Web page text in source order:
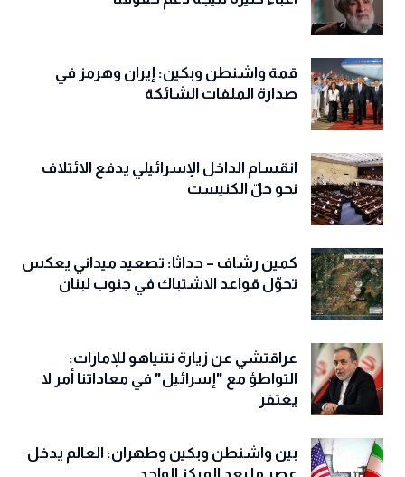
قمة واشنطن وبكين: إيران وهرمز في
صدارة الملفات الشائكة
انقسام الداخل الإسرائيلي يدفع الائتلاف
نحو حلّ الكنيست
كمين رشاف – حداثا: تصعيد ميداني يعكس
تحوّل قواعد الاشتباك في جنوب لبنان
عراقتشي عن زيارة نتنياهو للإمارات:
التواطؤ مع "إسرائيل" في معاداتنا أمر لا
يغتفر
بين واشنطن وبكين وطهران: العالم يدخل